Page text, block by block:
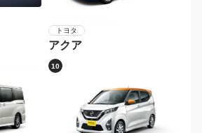
トヨタ
アクア
10